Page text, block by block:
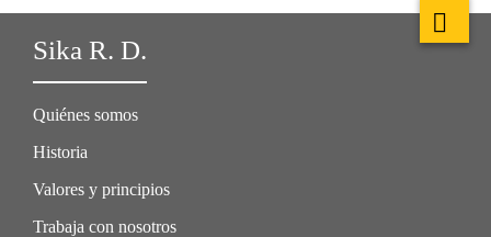
Sika R. D.
Quiénes somos
Historia
Valores y principios
Trabaja con nosotros